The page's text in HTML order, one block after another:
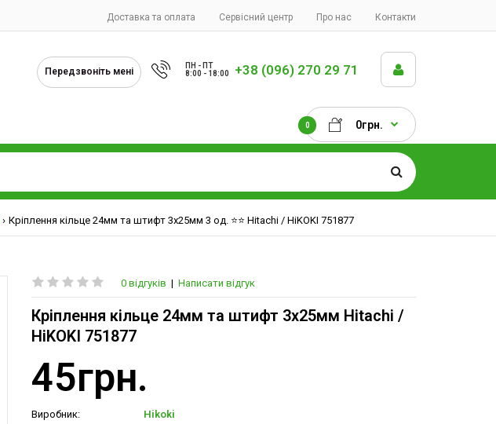
Доставка та оплата Сервісний центр Про нас Контакти
Передзвоніть мені
ПН - ПТ
8:00 - 18:00
+38 (096) 270 29 71
0 0грн.
Кріплення кільце 24мм та штифт 3х25мм 3 од. ⭐️⭐️ Hitachi / HiKOKI 751877
0 відгуків | Написати відгук
Кріплення кільце 24мм та штифт 3х25мм Hitachi /
HiKOKI 751877
45грн.
Виробник:
Hikoki